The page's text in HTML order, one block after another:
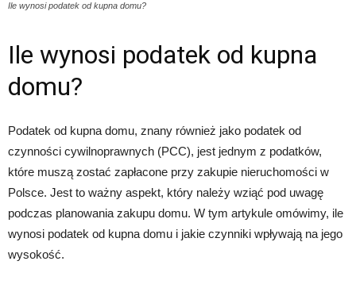
Ile wynosi podatek od kupna domu?
Ile wynosi podatek od kupna
domu?
Podatek od kupna domu, znany również jako podatek od
czynności cywilnoprawnych (PCC), jest jednym z podatków,
które muszą zostać zapłacone przy zakupie nieruchomości w
Polsce. Jest to ważny aspekt, który należy wziąć pod uwagę
podczas planowania zakupu domu. W tym artykule omówimy, ile
wynosi podatek od kupna domu i jakie czynniki wpływają na jego
wysokość.